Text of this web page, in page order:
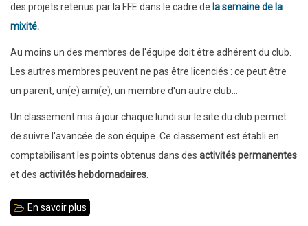
des projets retenus par la FFE dans le cadre de la semaine de la
mixité.
Au moins un des membres de l'équipe doit être adhérent du club.
Les autres membres peuvent ne pas être licenciés : ce peut être
un parent, un(e) ami(e), un membre d'un autre club...
Un classement mis à jour chaque lundi sur le site du club permet
de suivre l'avancée de son équipe. Ce classement est établi en
comptabilisant les points obtenus dans des activités permanentes
et des activités hebdomadaires
En savoir plus